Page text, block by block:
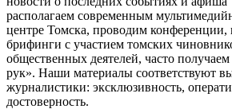
располагаем современным
центре Томска, проводим конференции,
брифинги с участием томских
общественных деятелей, часто
рук». Наши материалы соответствуют
журналистики: эксклюзивность,
достоверность.